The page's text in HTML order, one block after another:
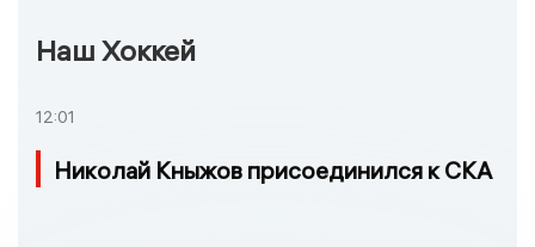
Наш Хоккей
12:01
Николай Кныжов присоединился к СКА